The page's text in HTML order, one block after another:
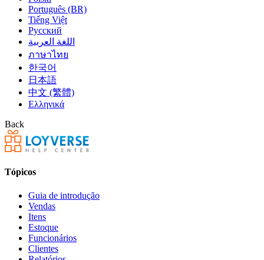
Português (BR)
Tiếng Việt
Русский
اللغة العربية
ภาษาไทย
한국어
日本語
中文 (繁體)
Ελληνικά
Back
Tópicos
Guia de introdução
Vendas
Itens
Estoque
Funcionários
Clientes